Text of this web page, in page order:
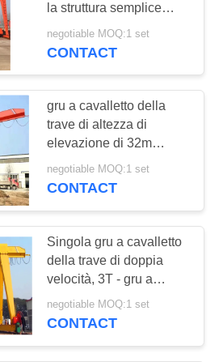
la struttura semplice
della gru elettrica
negotiable MOQ:1 set
CONTACT
gru a cavalletto della
trave di altezza di
elevazione di 32m
singola adatta a
caricamento generale
negotiable MOQ:1 set
CONTACT
Singola gru a cavalletto
della trave di doppia
velocità, 3T - gru a
cavalletto all'aperto 16T
negotiable MOQ:1 set
CONTACT